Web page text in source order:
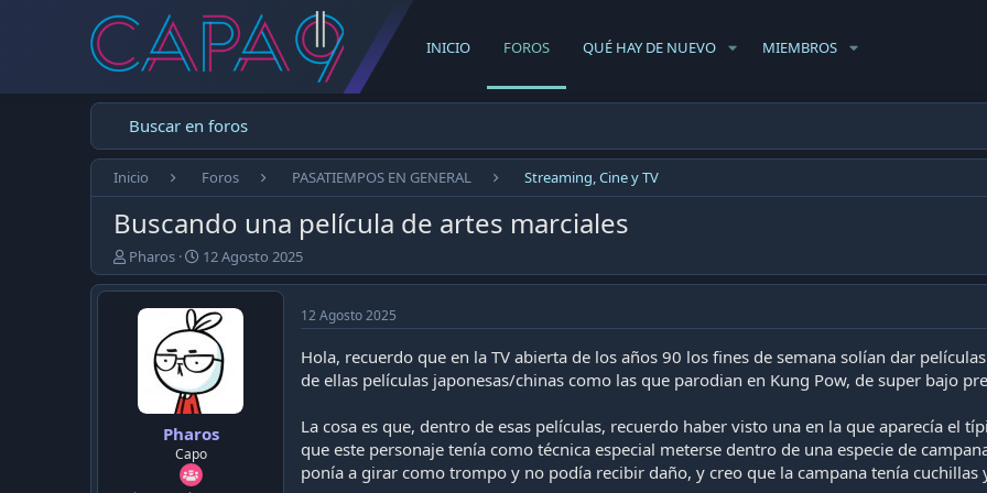
INICIO FOROS QUÉ HAY DE NUEVO MIEMBROS
Buscar en foros
Inicio Foros PASATIEMPOS EN GENERAL Streaming, Cine y TV
Buscando una película de artes marciales
E
m
p
Pharos
F
e
c
h
a
d
e
p
u
b
l
i
12 Agosto 2025
Pharos
Capo
12 Agosto 2025
Hola, recuerdo que en la TV abierta de los años 90 los fines de semana solían dar
de ellas películas japonesas/chinas como las que parodian en Kung Pow, de super bajo
La cosa es que, dentro de esas películas, recuerdo haber visto una en la que aparecía el
que este personaje tenía como técnica especial meterse dentro de una especie de
ponía a girar como trompo y no podía recibir daño, y creo que la campana tenía